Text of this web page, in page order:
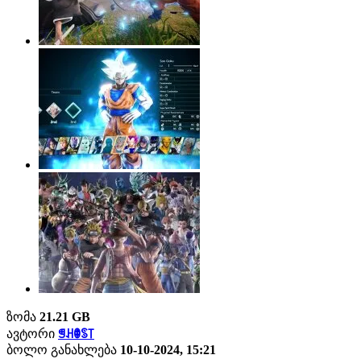
ზომა 21.21 GB
ავტორი ꁅꃅꂦꌗ꓄
ბოლო განახლება 10-10-2024, 15:21